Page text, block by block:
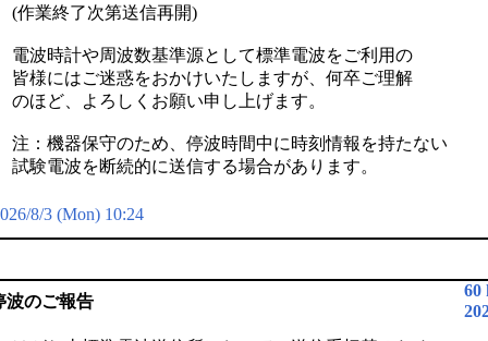
(作業終了次第送信再開)
電波時計や周波数基準源として標準電波をご利用の
皆様にはご迷惑をおかけいたしますが、何卒ご理解
のほど、よろしくお願い申し上げます。
注：機器保守のため、停波時間中に時刻情報を持たない
試験電波を断続的に送信する場合があります。
8/3 (Mon) 10:24
波のご報告
60